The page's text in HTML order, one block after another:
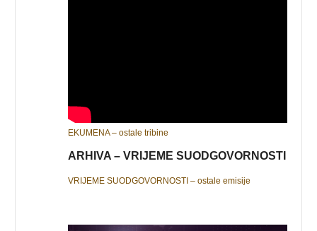
EKUMENA – ostale tribine
ARHIVA – VRIJEME SUODGOVORNOSTI
VRIJEME SUODGOVORNOSTI – ostale emisije